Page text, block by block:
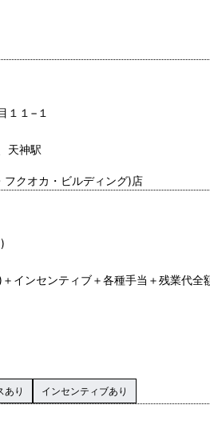
１１−１
天神駅
フクオカ・ビルディング)店
インセンティブ＋各種手当＋残業代全
あり インセンティブあり